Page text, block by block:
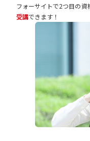
フォーサイトで2つ目の資
受講できます！